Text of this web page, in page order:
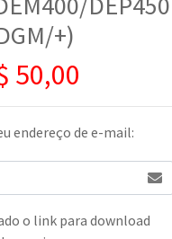
+)
50,00
endereço de e-mail:
o link para download